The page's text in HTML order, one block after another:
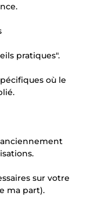
pratiques".
où le
sur votre
ma part).